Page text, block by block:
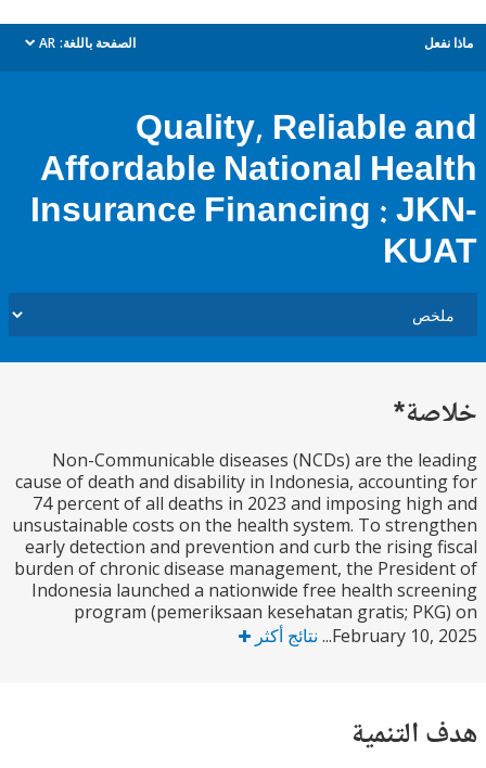
الصفحة باللغة: AR
dropdown
Quality, Reliable
Affordable National
Insurance Financing :
Non-Communicable diseases (NCDs) are the
cause of death and disability in Indonesia,
74 percent of all deaths in 2023 and imposing
unsustainable costs on the health system. To
early detection and prevention and curb the
burden of chronic disease management, the
Indonesia launched a nationwide free health
program (pemeriksaan kesehatan gratis;
February 10, نتائج أكثر